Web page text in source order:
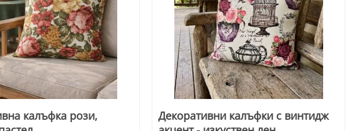
калъфка рози,
Декоративни калъфки с винтидж